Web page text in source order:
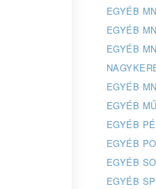
EGYÉB
EGYÉB
EGYÉB
EGYÉB
EGYÉB
EGYÉB
EGYÉB
EGYÉB
EGYÉB